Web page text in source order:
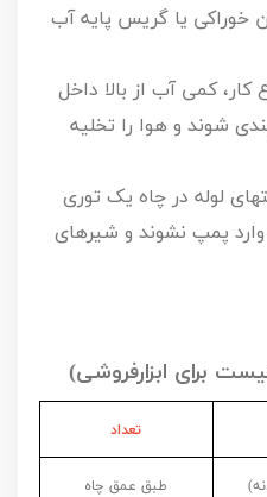
خوراکی یا گریس پایه آب
کار، کمی آب از بالا داخل
شوند و هوا را تخلیه
لوله در چاه یک توری
پمپ نشوند و شیرهای
برای ابزارفروشی)
تعداد
طبق عمق چاه